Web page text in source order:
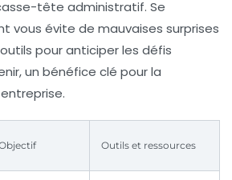
tête administratif. Se
vous évite de mauvaises surprises
pour anticiper les défis
un bénéfice clé pour la
Outils et ressources